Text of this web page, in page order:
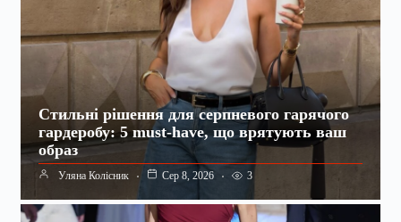
Стильні рішення для серпневого гарячого
гардеробу: 5 must-have, що врятують ваш
образ
Уляна Колісник Сер 8, 2026 3